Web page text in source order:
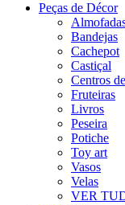
Peças de Décor
Bandejas
Cachepot
Castiçal
Centros
Fruteiras
Livros
Peseira
Potiche
Toy art
Vasos
Velas
VER